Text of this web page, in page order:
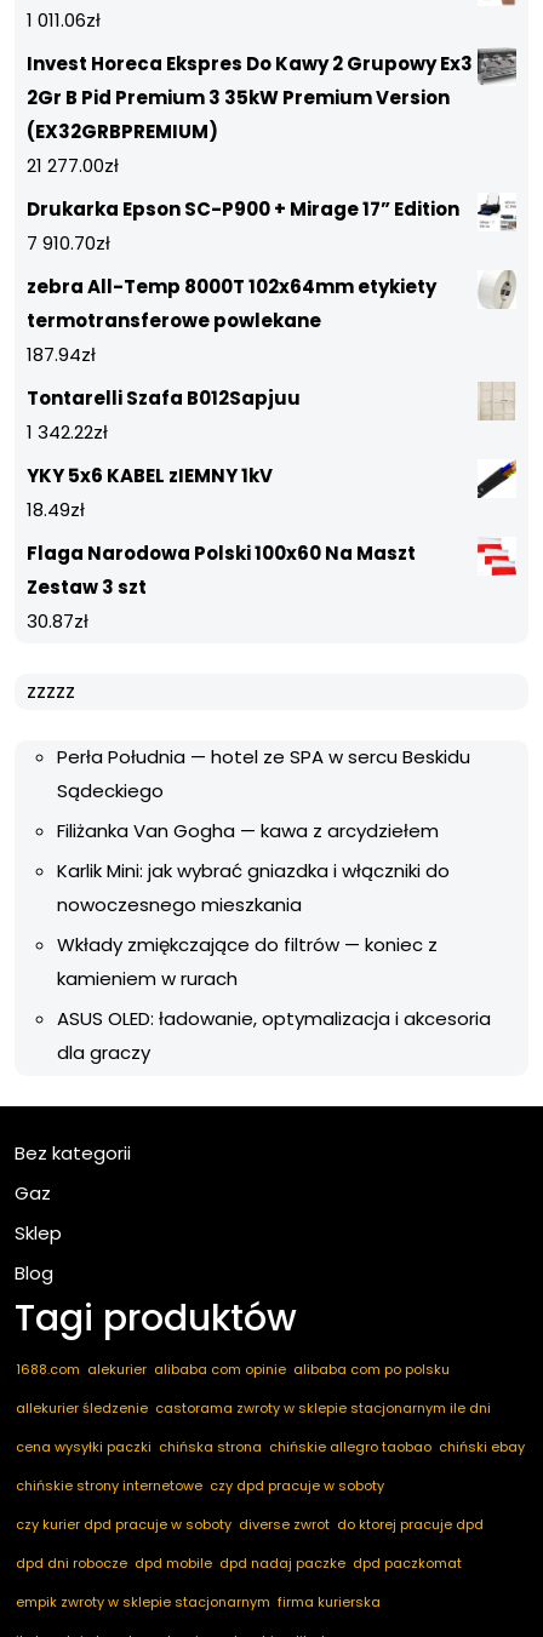
1 011.06zł
Invest Horeca Ekspres Do Kawy 2 Grupowy Ex3
2Gr B Pid Premium 3 35kW Premium Version
(EX32GRBPREMIUM)
21 277.00zł
Drukarka Epson SC-P900 + Mirage 17” Edition
7 910.70zł
zebra All-Temp 8000T 102x64mm etykiety
termotransferowe powlekane
187.94zł
Tontarelli Szafa B012Sapjuu
1 342.22zł
YKY 5x6 KABEL zIEMNY 1kV
18.49zł
Flaga Narodowa Polski 100x60 Na Maszt
Zestaw 3 szt
30.87zł
zzzzz
Perła Południa — hotel ze SPA w sercu Beskidu
Sądeckiego
Filiżanka Van Gogha — kawa z arcydziełem
Karlik Mini: jak wybrać gniazdka i włączniki do
nowoczesnego mieszkania
Wkłady zmiękczające do filtrów — koniec z
kamieniem w rurach
ASUS OLED: ładowanie, optymalizacja i akcesoria
dla graczy
Bez kategorii
Gaz
Sklep
Blog
Tagi produktów
1688.com alekurier alibaba com opinie alibaba com po polsku
allekurier śledzenie castorama zwroty w sklepie stacjonarnym ile dni
cena wysyłki paczki chińska strona chińskie allegro taobao chiński ebay
chińskie strony internetowe czy dpd pracuje w soboty
czy kurier dpd pracuje w soboty diverse zwrot do ktorej pracuje dpd
dpd dni robocze dpd mobile dpd nadaj paczke dpd paczkomat
empik zwroty w sklepie stacjonarnym firma kurierska